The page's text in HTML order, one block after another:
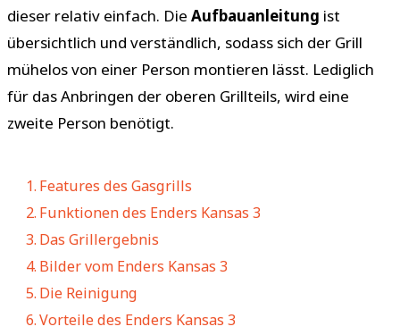
dieser relativ einfach. Die Aufbauanleitung ist
übersichtlich und verständlich, sodass sich der Grill
mühelos von einer Person montieren lässt. Lediglich
für das Anbringen der oberen Grillteils, wird eine
zweite Person benötigt.
Features des Gasgrills
Funktionen des Enders Kansas 3
Das Grillergebnis
Bilder vom Enders Kansas 3
Die Reinigung
Vorteile des Enders Kansas 3